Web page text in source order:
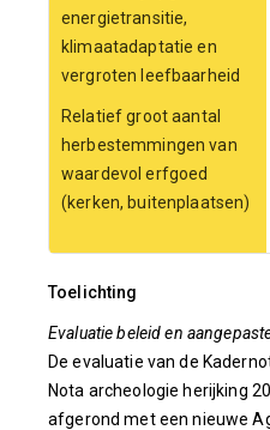
energietransitie,
klimaatadaptatie en
vergroten leefbaarheid
Relatief groot aantal
herbestemmingen van
waardevol erfgoed
(kerken, buitenplaatsen)
Toelichting
Evaluatie beleid en
De evaluatie van de
Nota archeologie herijking
afgerond met een nieuwe